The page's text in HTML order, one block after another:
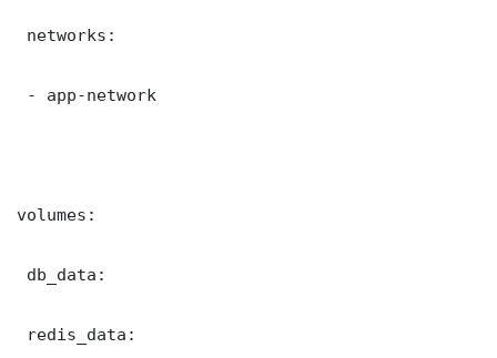
networks:
- app-network
volumes:
db_data:
redis_data: